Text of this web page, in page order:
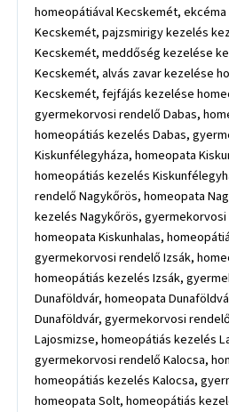
homeopátiával Kecskemét,
Kecskemét, pajzsmirigy kezelés
Kecskemét, meddőség kezelése
Kecskemét, alvás zavar kezelése
Kecskemét, fejfájás kezelése
gyermekorvosi rendelő Dabas,
homeopátiás kezelés Dabas,
Kiskunfélegyháza, homeopata
homeopátiás kezelés
rendelő Nagykőrös, homeopata
kezelés Nagykőrös, gyermekorvosi
homeopata Kiskunhalas,
gyermekorvosi rendelő Izsák,
homeopátiás kezelés Izsák,
Dunaföldvár, homeopata
Dunaföldvár, gyermekorvosi
Lajosmizse, homeopátiás kezelés
gyermekorvosi rendelő Kalocsa,
homeopátiás kezelés Kalocsa,
homeopata Solt, homeopátiás